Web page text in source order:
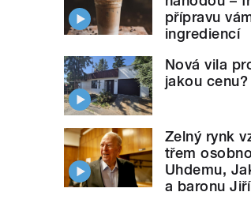
přípravu
ingrediencí
Nová vila
jakou cenu?
Zelný rynk
třem
Uhdemu,
a baronu